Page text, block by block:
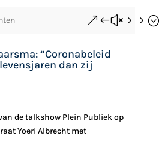
&#x55;
“Coronabeleid
dan zij
de talkshow Plein Publiek op
Yoeri Albrecht met